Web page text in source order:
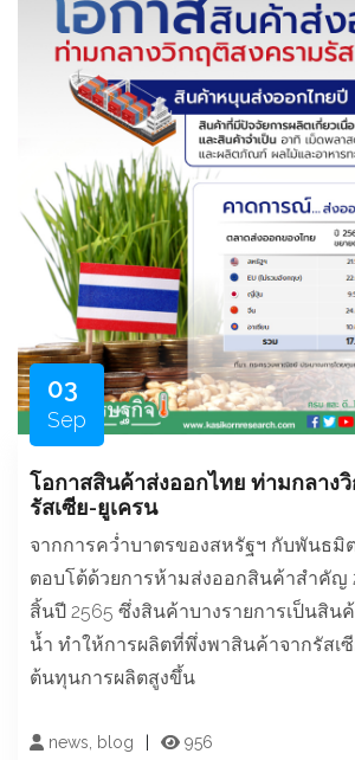
03
Sep
โอกาสสินค้าส่งออกไทย ท่ามกลาง
รัสเซีย-ยูเครน
จากการคว่ำบาตรของสหรัฐฯ กับพันธมิ
ตอบโต้ด้วยการห้ามส่งออกสินค้าสำคัญ
สิ้นปี 2565 ซึ่งสินค้าบางรายการเป็นสิน
น้ำ ทำให้การผลิตที่พึ่งพาสินค้าจากรัสเ
ต้นทุนการผลิตสูงขึ้น
news, blog 956